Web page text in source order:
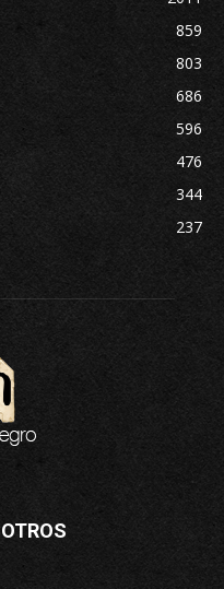
859
803
686
596
476
344
237